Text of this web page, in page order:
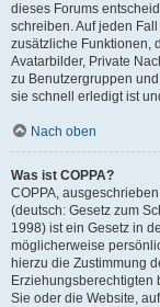
dieses Forums
schreiben. Auf jeden
zusätzliche Funktionen,
Avatarbilder, Private
zu Benutzergruppen
sie schnell erledigt ist
Nach oben
Was ist COPPA?
COPPA,
(deutsch: Gesetz zum
1998) ist ein Gesetz in
möglicherweise
hierzu die Zustimmung
Erziehungsberechtigten
Sie oder die Website,